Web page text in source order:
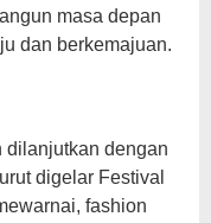
masa depan
dan berkemajuan.
dilanjutkan dengan
digelar Festival
fashion